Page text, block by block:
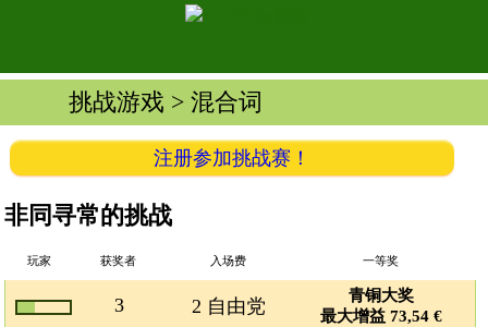
挑战游戏 > 混合词
注册参加挑战赛！
非同寻常的挑战
玩家 获奖者 入场费 一等奖
3 2 自由党
青铜大奖
最大增益 73,54 €